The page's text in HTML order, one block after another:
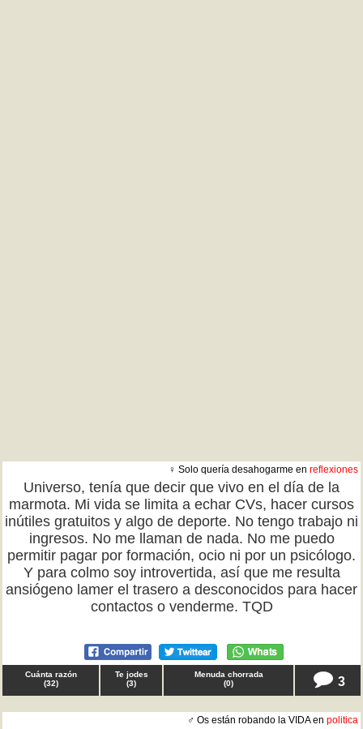
♀ Solo quería desahogarme en reflexiones
Universo, tenía que decir que vivo en el día de la
marmota. Mi vida se limita a echar CVs, hacer cursos
inútiles gratuitos y algo de deporte. No tengo trabajo ni
ingresos. No me llaman de nada. No me puedo
permitir pagar por formación, ocio ni por un psicólogo.
Y para colmo soy introvertida, así que me resulta
ansiógeno lamer el trasero a desconocidos para hacer
contactos o venderme. TQD
Cuánta razón
(32)
Te jodes
(3)
Menuda chorrada
(0) 3
♂ Os están robando la VIDA en politica